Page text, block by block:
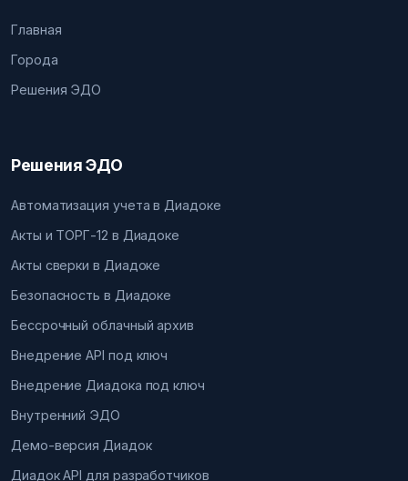
Главная
Города
Решения ЭДО
Решения ЭДО
Автоматизация учета в Диадоке
Акты и ТОРГ-12 в Диадоке
Акты сверки в Диадоке
Безопасность в Диадоке
Бессрочный облачный архив
Внедрение API под ключ
Внедрение Диадока под ключ
Внутренний ЭДО
Демо-версия Диадок
Диадок API для разработчиков